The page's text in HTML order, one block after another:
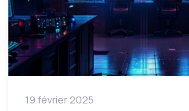
19 février 2025